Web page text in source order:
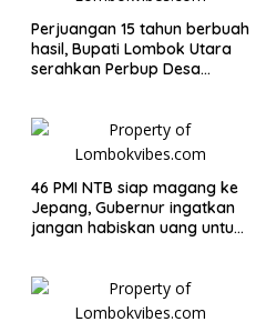
Perjuangan 15 tahun berbuah
hasil, Bupati Lombok Utara
serahkan Perbup Desa
46 PMI NTB siap magang ke
Jepang, Gubernur ingatkan
jangan habiskan uang untuk